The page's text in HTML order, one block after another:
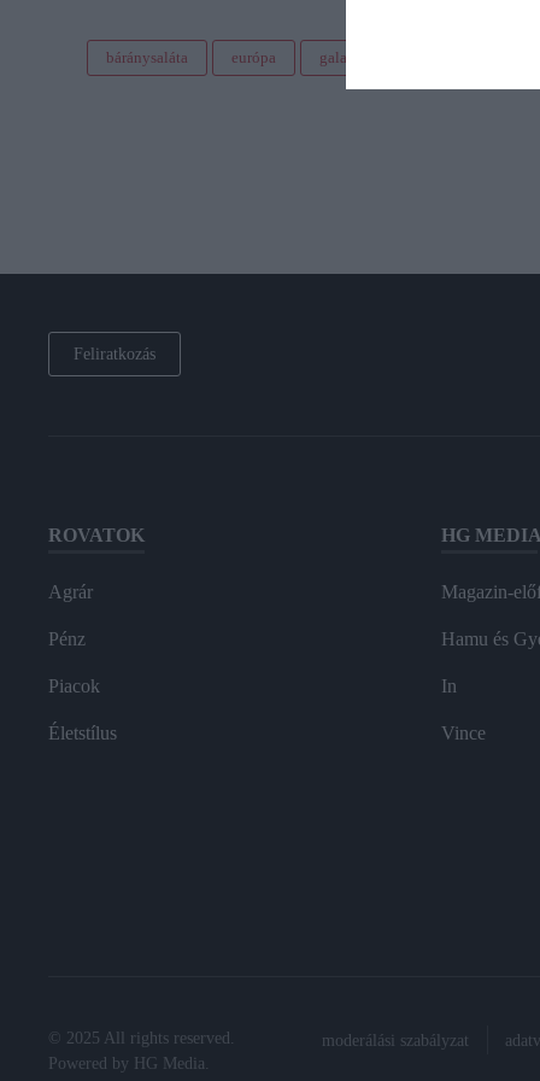
báránysaláta európa galambbegy
Feliratkozás
ROVATOK
Agrár
Pénz
Piacok
Életstílus
HG MEDIA
Magazin-
Hamu és
In
Vince
© 2025 All rights reserved.
Powered by
HG Media
moderálási szabályzat